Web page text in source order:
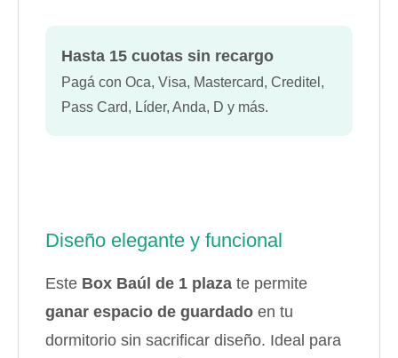
Hasta 15 cuotas sin recargo
Pagá con Oca, Visa, Mastercard, Creditel,
Pass Card, Líder, Anda, D y más.
Diseño elegante y funcional
Este Box Baúl de 1 plaza te permite
ganar espacio de guardado en tu
dormitorio sin sacrificar diseño. Ideal para